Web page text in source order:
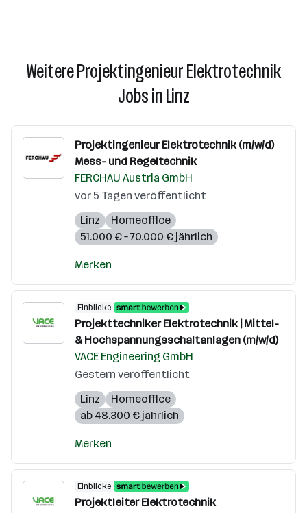
Weitere Projektingenieur Elektrotechnik
Jobs in Linz
Projektingenieur Elektrotechnik (m/w/d)
Mess- und Regeltechnik
FERCHAU Austria GmbH
vor 5 Tagen veröffentlicht
Linz
Homeoffice
51.000 € – 70.000 € jährlich
Merken
Einblicke
Projekttechniker Elektrotechnik | Mittel-
& Hochspannungsschaltanlagen (m/w/d)
VACE Engineering GmbH
Gestern veröffentlicht
Linz
Homeoffice
ab 48.300 € jährlich
Merken
Einblicke
Projektleiter Elektrotechnik